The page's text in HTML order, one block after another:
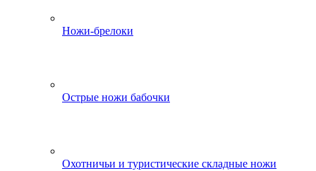
Ножи-брелоки
Острые ножи бабочки
Охотничьи и туристические складные ножи